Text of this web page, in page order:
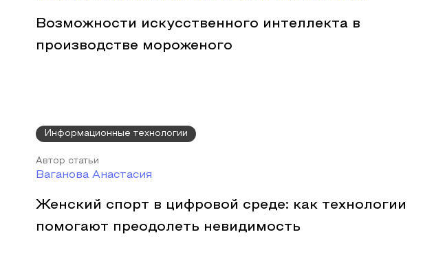
Возможности искусственного интеллекта в
производстве мороженого
Информационные технологии
Автор статьи
Ваганова Анастасия
Женский спорт в цифровой среде: как технологии
помогают преодолеть невидимость